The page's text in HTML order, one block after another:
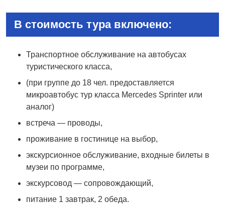
В стоимость тура включено:
Транспортное обслуживание на автобусах
туристического класса,
(при группе до 18 чел. предоставляется
микроавтобус тур класса Mercedes Sprinter или
аналог)
встреча — проводы,
проживание в гостинице на выбор,
экскурсионное обслуживание, входные билеты в
музеи по программе,
экскурсовод — сопровождающий,
питание 1 завтрак, 2 обеда.